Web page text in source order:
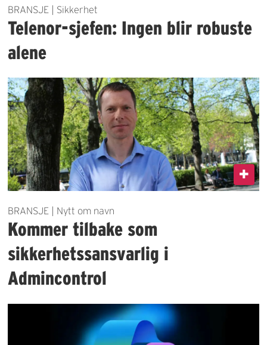
BRANSJE | Sikkerhet
Telenor-sjefen: Ingen blir robuste
alene
BRANSJE | Nytt om navn
Kommer tilbake som
sikkerhetssansvarlig i
Admincontrol